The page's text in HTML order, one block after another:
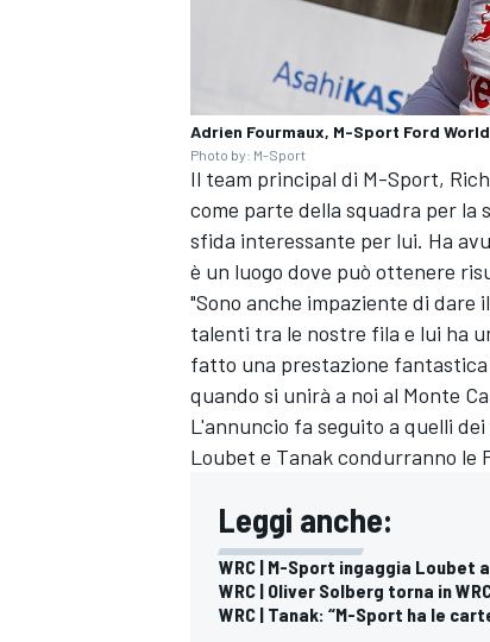
RALLY
Adrien Fourmaux, M-Sport Ford World
Photo by: M-Sport
Il team principal di M-Sport,
come parte della squadra per la
sfida interessante per lui. Ha
è un luogo dove può ottenere
"Sono anche impaziente di dare
talenti tra le nostre fila e lui ha
fatto una prestazione fantastica
quando si unirà a noi al Monte
L'annuncio fa seguito a quelli
Loubet e Tanak condurranno le
Leggi anche:
WRC | M-Sport ingaggia Loubet
WRC | Oliver Solberg torna in
WRC | Tanak: “M-Sport ha le